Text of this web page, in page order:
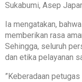
Sukabumi, Asep
‎Ia mengatakan,
memberikan rasa
Sehingga, seluruh
dan etika pelayanan
‎”Keberadaan